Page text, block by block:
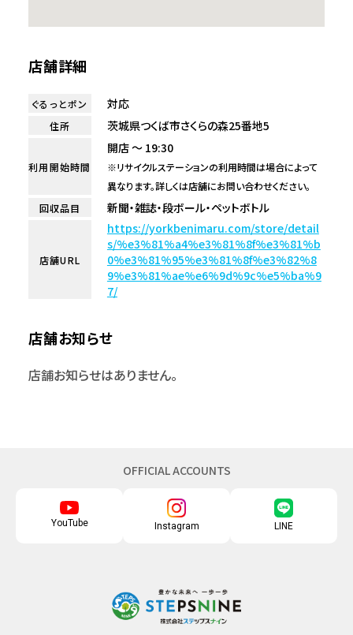
店舗詳細
ぐるっとポン 対応
住所 茨城県つくば市さくらの森25番地5
利用開始時間
開店 ～ 19:30
※リサイクルステーションの利用時間は場合によって
異なります。詳しくは店舗にお問い合わせください。
回収品目
新聞・雑誌・段ボール・ペットボトル
店舗URL
https://yorkbenimaru.com/store/detail
s/%e3%81%a4%e3%81%8f%e3%81%b
0%e3%81%95%e3%81%8f%e3%82%8
9%e3%81%ae%e6%9d%9c%e5%ba%9
7/
店舗お知らせ
店舗お知らせはありません。
OFFICIAL ACCOUNTS
YouTube Instagram LINE